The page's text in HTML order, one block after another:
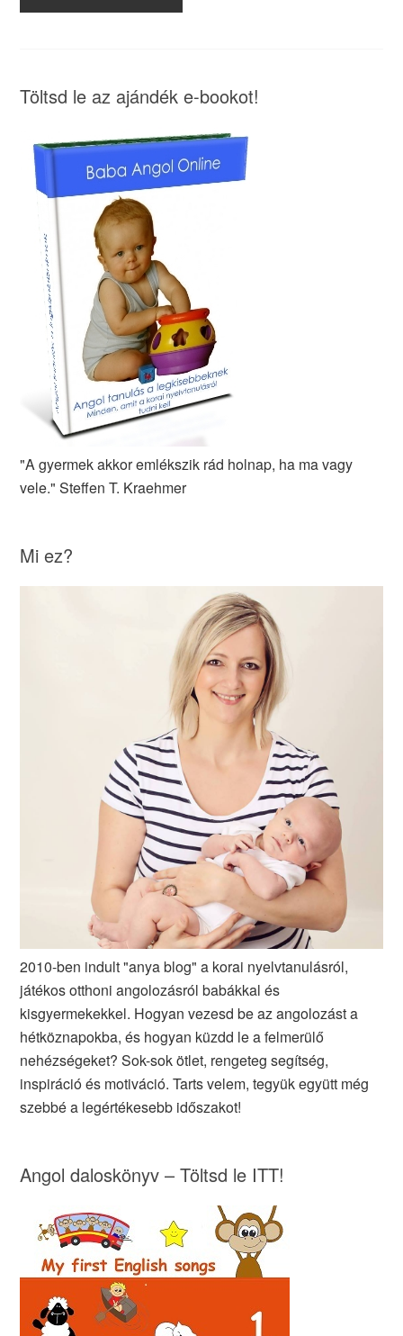
Töltsd le az ajándék e-bookot!
"A gyermek akkor emlékszik rád holnap, ha ma vagy
vele." Steffen T. Kraehmer
Mi ez?
2010-ben indult "anya blog" a korai nyelvtanulásról,
játékos otthoni angolozásról babákkal és
kisgyermekekkel. Hogyan vezesd be az angolozást a
hétköznapokba, és hogyan küzdd le a felmerülő
nehézségeket? Sok-sok ötlet, rengeteg segítség,
inspiráció és motiváció. Tarts velem, tegyük együtt még
szebbé a legértékesebb időszakot!
Angol daloskönyv – Töltsd le ITT!